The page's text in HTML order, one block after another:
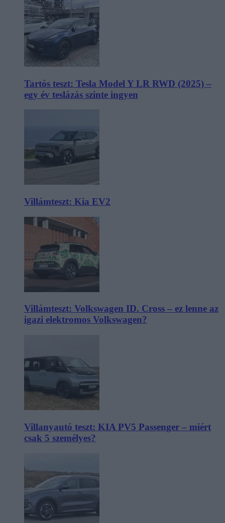
Tartós teszt: Tesla Model Y LR RWD (2025) –
egy év teslázás szinte ingyen
Villámteszt: Kia EV2
Villámteszt: Volkswagen ID. Cross – ez lenne az
igazi elektromos Volkswagen?
Villanyautó teszt: KIA PV5 Passenger – miért
csak 5 személyes?